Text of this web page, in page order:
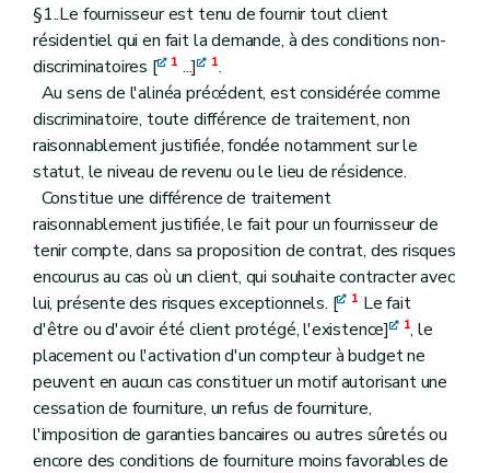
§1..Le fournisseur est tenu de fournir tout client
résidentiel qui en fait la demande, à des conditions non-
discriminatoires [
1 ...] 1.
Au sens de l'alinéa précédent, est considérée comme
discriminatoire, toute différence de traitement, non
raisonnablement justifiée, fondée notamment sur le
statut, le niveau de revenu ou le lieu de résidence.
Constitue une différence de traitement
raisonnablement justifiée, le fait pour un fournisseur de
tenir compte, dans sa proposition de contrat, des risques
encourus au cas où un client, qui souhaite contracter avec
lui, présente des risques exceptionnels. [
1 Le fait
d'être ou d'avoir été client protégé, l'existence]
1, le
placement ou l'activation d'un compteur à budget ne
peuvent en aucun cas constituer un motif autorisant une
cessation de fourniture, un refus de fourniture,
l'imposition de garanties bancaires ou autres sûretés ou
encore des conditions de fourniture moins favorables de